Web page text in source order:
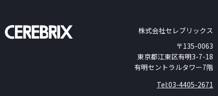
株式会社セレブリックス
〒135-0063
東京都江東区有明3-7-18
有明セントラルタワー7階
Tel:03-4405-2671